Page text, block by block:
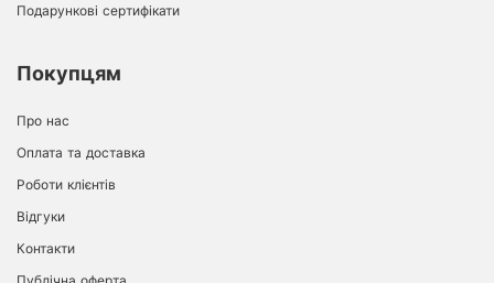
Подарункові сертифікати
Покупцям
Про нас
Оплата та доставка
Роботи клієнтів
Відгуки
Контакти
Публічна оферта